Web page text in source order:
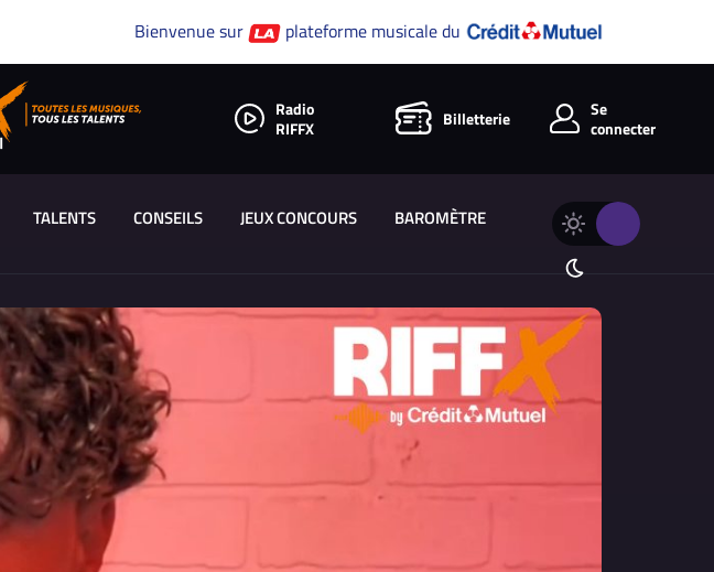
Bienvenue sur plateforme musicale du
Radio
RIFFX
Billetterie
Se
connecter
TALENTS CONSEILS JEUX CONCOURS BAROMÈTRE
Changer
thème
RIFFX
Thème
sombre